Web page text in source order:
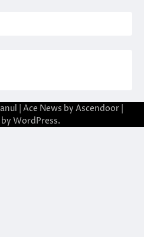
| Ace News by Ascendoor
WordPress.